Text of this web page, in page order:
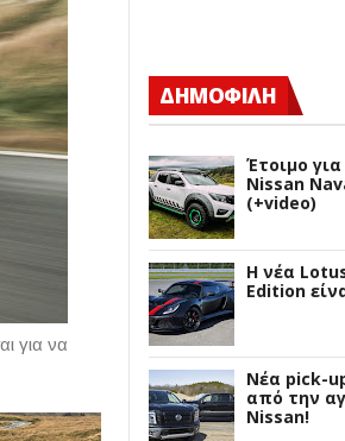
για να
ΔΗΜΟΦΙΛΗ
Έτοιμο
Nissan
(+video)
H νέα
Edition
Νέα pick-
από την
Nissan!